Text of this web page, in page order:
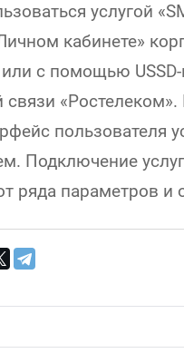
услугой
кабинете»
или с помощью
пользователя
Подключение
ряда параметров и